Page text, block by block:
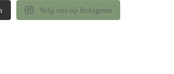
Volg ons op Instagram